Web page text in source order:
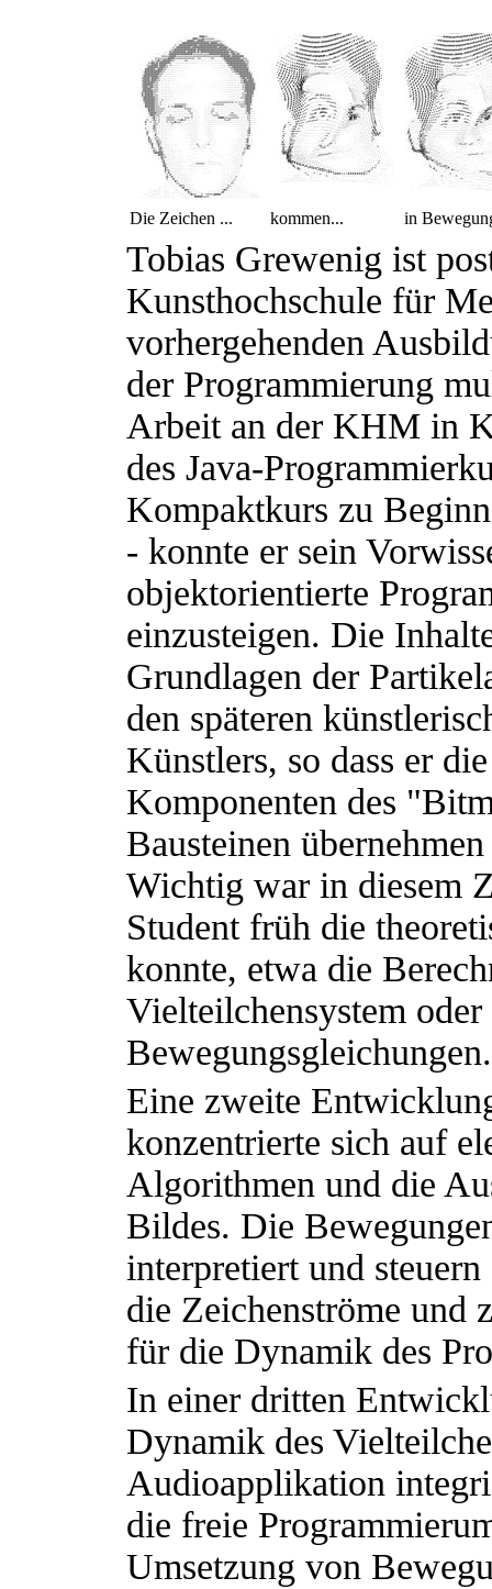
Die Zeichen ... kommen... in
Tobias Grewenig ist
Kunsthochschule für
vorhergehenden
der Programmierung
Arbeit an der KHM in
des Java-
Kompaktkurs zu
- konnte er sein
objektorientierte
einzusteigen. Die
Grundlagen der
den späteren
Künstlers, so dass er
Komponenten des
Bausteinen
Wichtig war in diesem
Student früh die
konnte, etwa die
Vielteilchensystem
Bewegungsgleichungen.
Eine zweite
konzentrierte sich auf
Algorithmen und die
Bildes. Die
interpretiert und
die Zeichenströme und
für die Dynamik des
In einer dritten
Dynamik des
Audioapplikation
die freie
Umsetzung von